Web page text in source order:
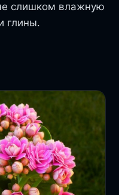
слишком влажную
глины.